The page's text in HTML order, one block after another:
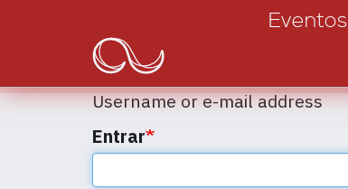
conteúdo
navigation
Eventos
Username or e-mail address
Entrar